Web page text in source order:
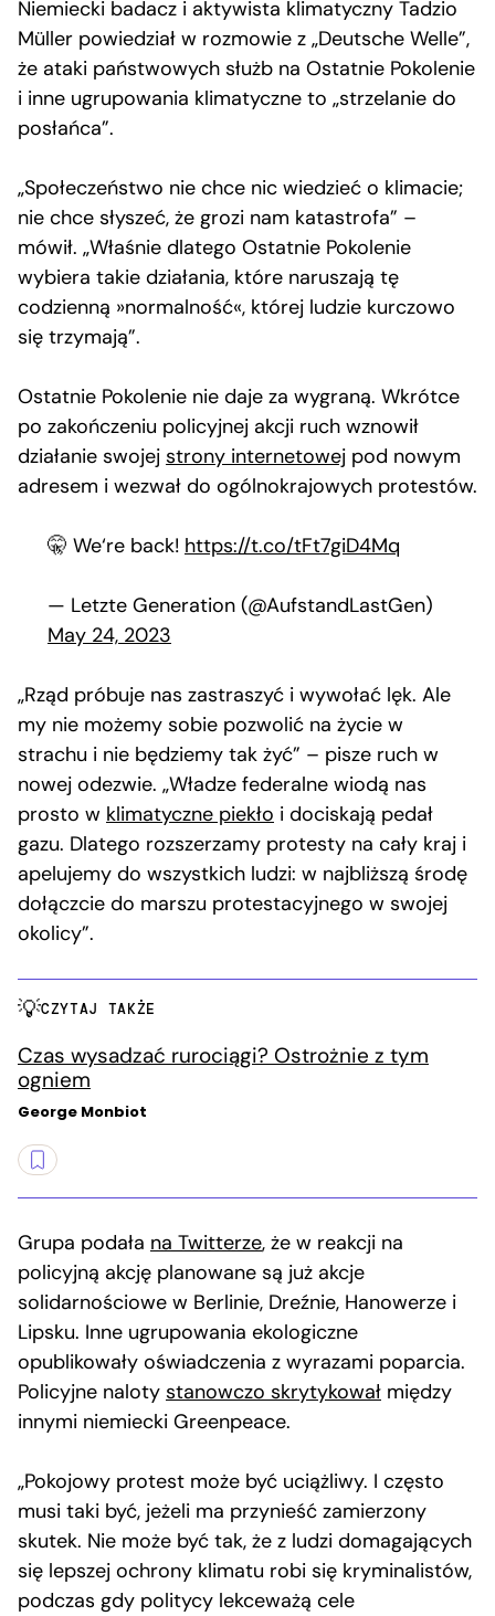
Niemiecki badacz i aktywista klimatyczny Tadzio
Müller powiedział w rozmowie z „Deutsche Welle”,
że ataki państwowych służb na Ostatnie Pokolenie
i inne ugrupowania klimatyczne to „strzelanie do
posłańca”.
„Społeczeństwo nie chce nic wiedzieć o klimacie;
nie chce słyszeć, że grozi nam katastrofa” –
mówił. „Właśnie dlatego Ostatnie Pokolenie
wybiera takie działania, które naruszają tę
codzienną »normalność«, której ludzie kurczowo
się trzymają”.
Ostatnie Pokolenie nie daje za wygraną. Wkrótce
po zakończeniu policyjnej akcji ruch wznowił
działanie swojej strony internetowej pod nowym
adresem i wezwał do ogólnokrajowych protestów.
🤫 We‘re back! https://t.co/tFt7giD4Mq
— Letzte Generation (@AufstandLastGen)
May 24, 2023
„Rząd próbuje nas zastraszyć i wywołać lęk. Ale
my nie możemy sobie pozwolić na życie w
strachu i nie będziemy tak żyć” – pisze ruch w
nowej odezwie. „Władze federalne wiodą nas
prosto w klimatyczne piekło i dociskają pedał
gazu. Dlatego rozszerzamy protesty na cały kraj i
apelujemy do wszystkich ludzi: w najbliższą środę
dołączcie do marszu protestacyjnego w swojej
okolicy”.
CZYTAJ TAKŻE
Czas wysadzać rurociągi? Ostrożnie z tym
ogniem
George Monbiot
Grupa podała na Twitterze, że w reakcji na
policyjną akcję planowane są już akcje
solidarnościowe w Berlinie, Dreźnie, Hanowerze i
Lipsku. Inne ugrupowania ekologiczne
opublikowały oświadczenia z wyrazami poparcia.
Policyjne naloty stanowczo skrytykował między
innymi niemiecki Greenpeace.
„Pokojowy protest może być uciążliwy. I często
musi taki być, jeżeli ma przynieść zamierzony
skutek. Nie może być tak, że z ludzi domagających
się lepszej ochrony klimatu robi się kryminalistów,
podczas gdy politycy lekceważą cele